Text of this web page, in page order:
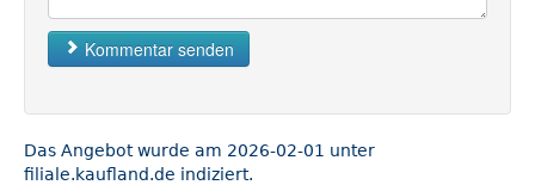
Kommentar senden
Das Angebot wurde am 2026-02-01 unter
filiale.kaufland.de indiziert.